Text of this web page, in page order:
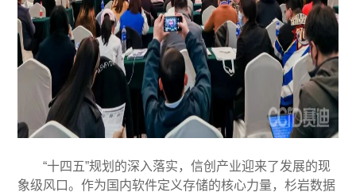
“十四五”规划的深入落实，信创产业迎来了发展的现
象级风口。作为国内软件定义存储的核心力量，杉岩数据